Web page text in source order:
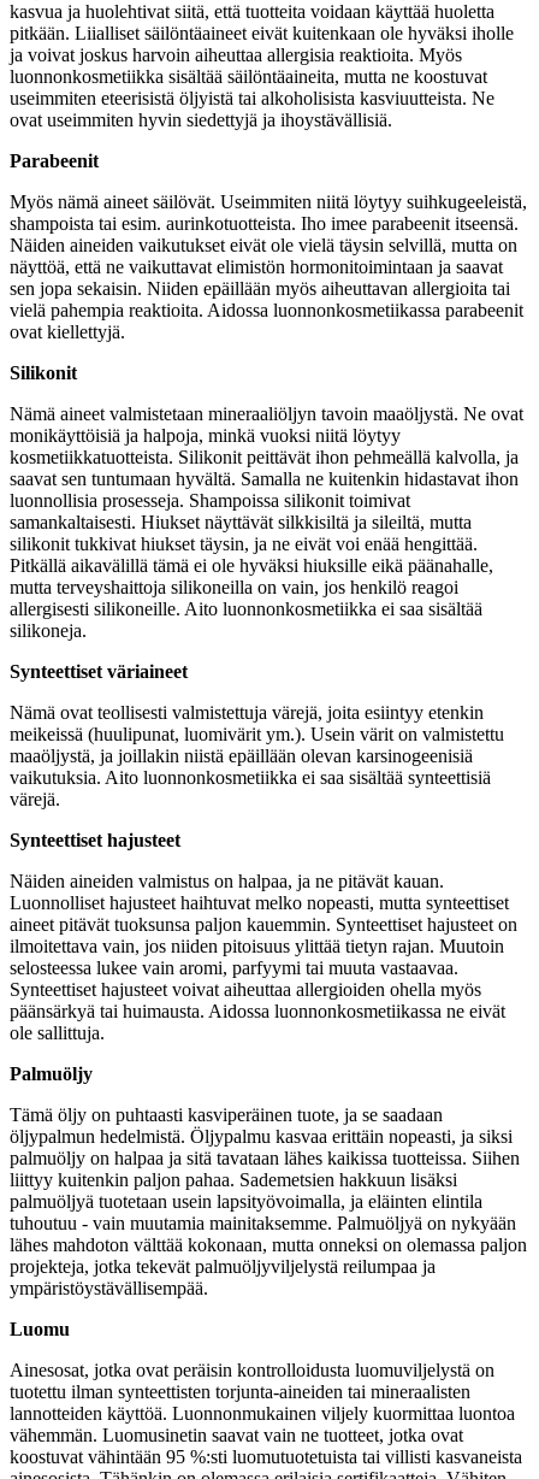
kasvua ja huolehtivat siitä, että tuotteita voidaan käyttää huoletta
pitkään. Liialliset säilöntäaineet eivät kuitenkaan ole hyväksi iholle
ja voivat joskus harvoin aiheuttaa allergisia reaktioita. Myös
luonnonkosmetiikka sisältää säilöntäaineita, mutta ne koostuvat
useimmiten eteerisistä öljyistä tai alkoholisista kasviuutteista. Ne
ovat useimmiten hyvin siedettyjä ja ihoystävällisiä.
Parabeenit
Myös nämä aineet säilövät. Useimmiten niitä löytyy suihkugeeleistä,
shampoista tai esim. aurinkotuotteista. Iho imee parabeenit itseensä.
Näiden aineiden vaikutukset eivät ole vielä täysin selvillä, mutta on
näyttöä, että ne vaikuttavat elimistön hormonitoimintaan ja saavat
sen jopa sekaisin. Niiden epäillään myös aiheuttavan allergioita tai
vielä pahempia reaktioita. Aidossa luonnonkosmetiikassa parabeenit
ovat kiellettyjä.
Silikonit
Nämä aineet valmistetaan mineraaliöljyn tavoin maaöljystä. Ne ovat
monikäyttöisiä ja halpoja, minkä vuoksi niitä löytyy
kosmetiikkatuotteista. Silikonit peittävät ihon pehmeällä kalvolla, ja
saavat sen tuntumaan hyvältä. Samalla ne kuitenkin hidastavat ihon
luonnollisia prosesseja. Shampoissa silikonit toimivat
samankaltaisesti. Hiukset näyttävät silkkisiltä ja sileiltä, mutta
silikonit tukkivat hiukset täysin, ja ne eivät voi enää hengittää.
Pitkällä aikavälillä tämä ei ole hyväksi hiuksille eikä päänahalle,
mutta terveyshaittoja silikoneilla on vain, jos henkilö reagoi
allergisesti silikoneille. Aito luonnonkosmetiikka ei saa sisältää
silikoneja.
Synteettiset väriaineet
Nämä ovat teollisesti valmistettuja värejä, joita esiintyy etenkin
meikeissä (huulipunat, luomivärit ym.). Usein värit on valmistettu
maaöljystä, ja joillakin niistä epäillään olevan karsinogeenisiä
vaikutuksia. Aito luonnonkosmetiikka ei saa sisältää synteettisiä
värejä.
Synteettiset hajusteet
Näiden aineiden valmistus on halpaa, ja ne pitävät kauan.
Luonnolliset hajusteet haihtuvat melko nopeasti, mutta synteettiset
aineet pitävät tuoksunsa paljon kauemmin. Synteettiset hajusteet on
ilmoitettava vain, jos niiden pitoisuus ylittää tietyn rajan. Muutoin
selosteessa lukee vain aromi, parfyymi tai muuta vastaavaa.
Synteettiset hajusteet voivat aiheuttaa allergioiden ohella myös
päänsärkyä tai huimausta. Aidossa luonnonkosmetiikassa ne eivät
ole sallittuja.
Palmuöljy
Tämä öljy on puhtaasti kasviperäinen tuote, ja se saadaan
öljypalmun hedelmistä. Öljypalmu kasvaa erittäin nopeasti, ja siksi
palmuöljy on halpaa ja sitä tavataan lähes kaikissa tuotteissa. Siihen
liittyy kuitenkin paljon pahaa. Sademetsien hakkuun lisäksi
palmuöljyä tuotetaan usein lapsityövoimalla, ja eläinten elintila
tuhoutuu - vain muutamia mainitaksemme. Palmuöljyä on nykyään
lähes mahdoton välttää kokonaan, mutta onneksi on olemassa paljon
projekteja, jotka tekevät palmuöljyviljelystä reilumpaa ja
ympäristöystävällisempää.
Luomu
Ainesosat, jotka ovat peräisin kontrolloidusta luomuviljelystä on
tuotettu ilman synteettisten torjunta-aineiden tai mineraalisten
lannotteiden käyttöä. Luonnonmukainen viljely kuormittaa luontoa
vähemmän. Luomusinetin saavat vain ne tuotteet, jotka ovat
koostuvat vähintään 95 %:sti luomutuotetuista tai villisti kasvaneista